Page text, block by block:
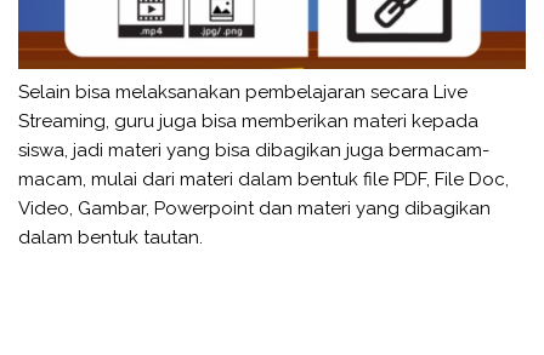
Selain bisa melaksanakan pembelajaran secara Live
Streaming, guru juga bisa memberikan materi kepada
siswa, jadi materi yang bisa dibagikan juga bermacam-
macam, mulai dari materi dalam bentuk file PDF, File Doc,
Video, Gambar, Powerpoint dan materi yang dibagikan
dalam bentuk tautan.